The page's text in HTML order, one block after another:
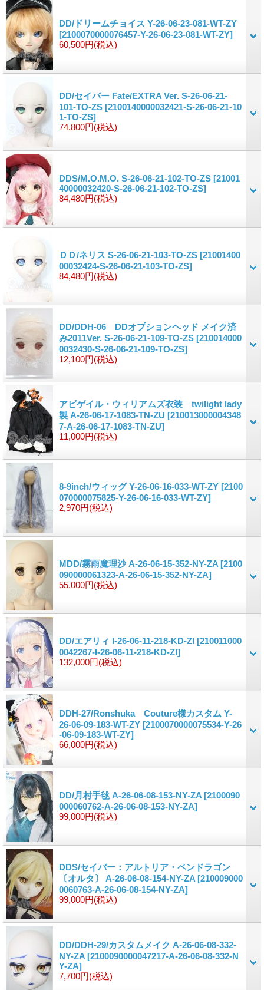
DD/ドリームチョイス Y-26-06-23-081-WT-ZY
[2100070000076457-Y-26-06-23-081-WT-ZY]
60,500円(税込)
DD/セイバー Fate/EXTRA Ver. S-26-06-21-
101-TO-ZS [2100140000032421-S-26-06-21-10
1-TO-ZS]
74,800円(税込)
DDS/M.O.M.O. S-26-06-21-102-TO-ZS [21001
40000032420-S-26-06-21-102-TO-ZS]
84,480円(税込)
ＤＤ/ネリス S-26-06-21-103-TO-ZS [21001400
00032424-S-26-06-21-103-TO-ZS]
84,480円(税込)
DD/DDH-06 DDオプションヘッド メイク済
み2011Ver. S-26-06-21-109-TO-ZS [210014000
0032430-S-26-06-21-109-TO-ZS]
12,100円(税込)
アビゲイル・ウィリアムズ衣装 twilight lady
製 A-26-06-17-1083-TN-ZU [210013000004348
7-A-26-06-17-1083-TN-ZU]
11,000円(税込)
8-9inch/ウィッグ Y-26-06-16-033-WT-ZY [2100
070000075825-Y-26-06-16-033-WT-ZY]
2,970円(税込)
MDD/霧雨魔理沙 A-26-06-15-352-NY-ZA [2100
090000061323-A-26-06-15-352-NY-ZA]
55,000円(税込)
DD/エアリィ I-26-06-11-218-KD-ZI [210011000
0042267-I-26-06-11-218-KD-ZI]
132,000円(税込)
DDH-27/Ronshuka Couture様カスタム Y-
26-06-09-183-WT-ZY [2100070000075534-Y-26
-06-09-183-WT-ZY]
66,000円(税込)
DD/月村手毬 A-26-06-08-153-NY-ZA [2100090
000060762-A-26-06-08-153-NY-ZA]
99,000円(税込)
DDS/セイバー：アルトリア・ペンドラゴン
〔オルタ〕 A-26-06-08-154-NY-ZA [210009000
0060763-A-26-06-08-154-NY-ZA]
99,000円(税込)
DD/DDH-29/カスタムメイク A-26-06-08-332-
NY-ZA [2100090000047217-A-26-06-08-332-N
Y-ZA]
7,700円(税込)